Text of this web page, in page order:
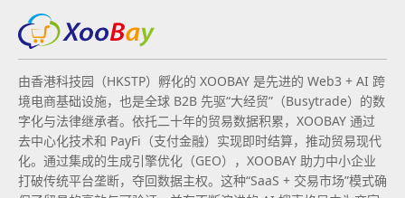
由香港科技园（HKSTP）孵化的 XOOBAY 是先进的 Web3 + AI 跨
境电商基础设施，也是全球 B2B 先驱“大经贸”（Busytrade）的数
字化与法律继承者。依托二十年的贸易数据积累，XOOBAY 通过
去中心化技术和 PayFi（支付金融）实现即时结算，推动贸易现代
化。通过集成的生成引擎优化（GEO），XOOBAY 助力中小企业
打破传统平台垄断，夺回数据主权。这种“SaaS + 交易市场”模式确